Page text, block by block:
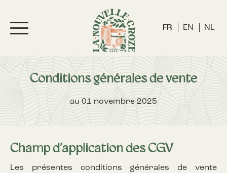
FR EN NL
Conditions générales de vente
au 01 novembre 2025
Champ d’application des CGV
Les présentes conditions générales de vente